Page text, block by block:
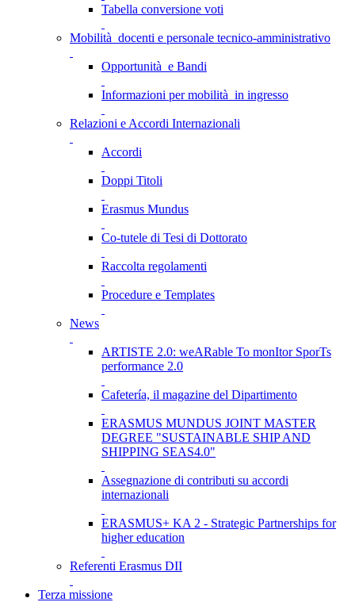
Tabella conversione voti
Mobilità docenti e personale tecnico-amministrativo
Opportunità e Bandi
Informazioni per mobilità in ingresso
Relazioni e Accordi Internazionali
Accordi
Doppi Titoli
Erasmus Mundus
Co-tutele di Tesi di Dottorato
Raccolta regolamenti
Procedure e Templates
News
ARTISTE 2.0: weARable To monItor SporTs
performance 2.0
Cafetería, il magazine del Dipartimento
ERASMUS MUNDUS JOINT MASTER
DEGREE "SUSTAINABLE SHIP AND
SHIPPING SEAS4.0"
Assegnazione di contributi su accordi
internazionali
ERASMUS+ KA 2 - Strategic Partnerships for
higher education
Referenti Erasmus DII
Terza missione